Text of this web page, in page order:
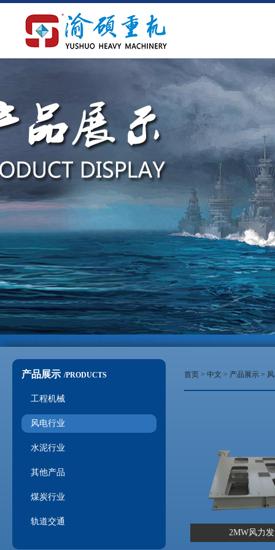
产品展示 /PRODUCTS
工程机械
风电行业
水泥行业
其他产品
煤炭行业
轨道交通
首页 > 中文 > 产品展示 >
2MW风力